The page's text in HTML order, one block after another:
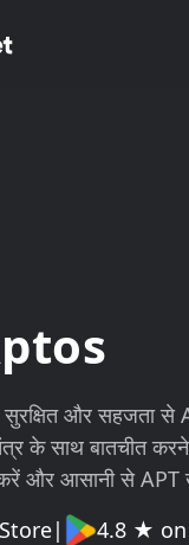
और सहजता से
के साथ बातचीत
और आसानी से APT
| 4.8 ★ on